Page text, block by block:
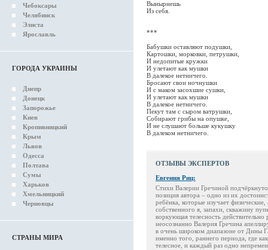
Чебоксары
Челябинск
Элиста
Ярославль
ГОРОДА УКРАИНЫ
Днепр
Донецк
Запорожье
Киев
Кропивницкий
Крым
Львов
Одесса
Полтава
Сумы
Харьков
Хмельницкий
Черновцы
СТРАНЫ МИРА
Вынырнешь
Из себя.
***
Бабушки оставляют подушки,
Картошки, морковки, петрушки,
И недопитые кружки
И улетают как мушки
В далекое нетничего.
Бросают свои ночнушки
И с маком засохшие сушки,
И улетают как мушки
В далекое нетничего.
Пекут там с сыром ватрушки,
Собирают грибы на опушке,
И не слушают больше кукушку
В далеком нетничего.
ОТЗЫВЫ ЭКСПЕРТОВ
Евгения Риц:
Стихи Валерии Гречиной
позиция автора – одно из их
ребёнка, которые изучает
собственного я, запахи, скважину
воркующая телесность
неосознанно Валерия Гречина
в очень широком диапазоне от Дины
именно того, раннего периода, где
телесное, и каждый раз одно